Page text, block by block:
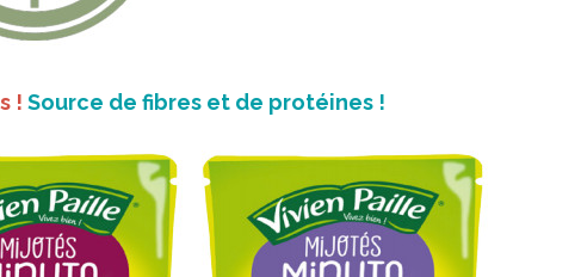
! Source de fibres et de protéines !